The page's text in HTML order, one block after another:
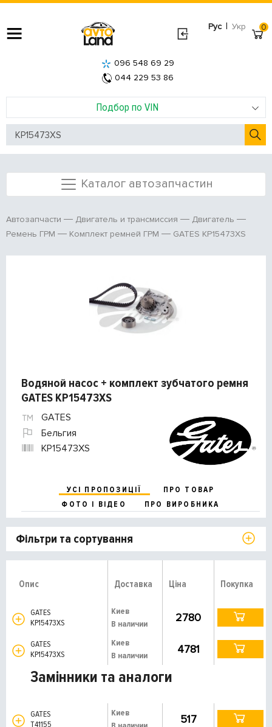
Рус | Укр
Подбор по VIN
096 548 69 29
044 229 53 86
0
Каталог автозапчастин
Автозапчасти Двигатель и трансмиссия
Двигатель
Ремень ГРМ
Комплект ремней ГРМ GATES KP15473XS
Водяной насос + комплект зубчатого ремня
GATES KP15473XS
GATES
Бельгия
KP15473XS
УСІ ПРОПОЗИЦІЇ
ПРО ТОВАР
ФОТО І ВІДЕО
ПРО ВИРОБНИКА
Фільтри та сортування
Опис Доставка Ціна Покупка
GATES
KP15473XS
Киев
В наличии
2780
GATES
KP15473XS
Киев
В наличии
4781
Замінники та аналоги
GATES
T41155
Киев
517